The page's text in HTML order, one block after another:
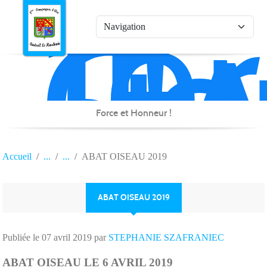
de
Force et Honneur !
Accueil ABAT OISEAU 2019
ABAT OISEAU 2019
Publiée le 07 avril 2019 par STEPHANIE SZAFRANIEC
ABAT OISEAU LE 6 AVRIL 2019
Panneau de gestion des cookies